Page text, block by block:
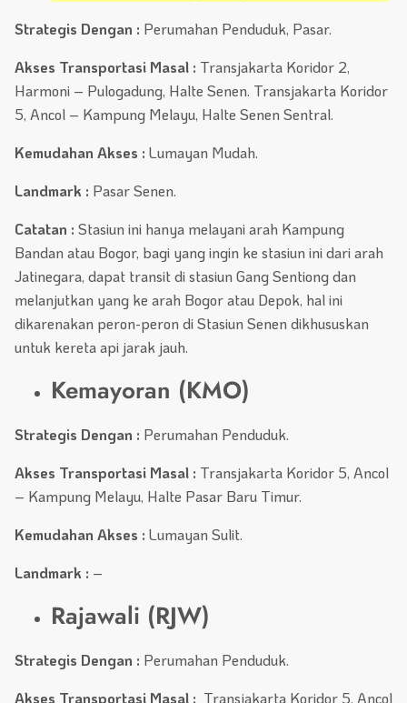
Strategis Dengan : Perumahan Penduduk, Pasar.
Akses Transportasi Masal : Transjakarta Koridor 2,
Harmoni – Pulogadung, Halte Senen. Transjakarta Koridor
5, Ancol – Kampung Melayu, Halte Senen Sentral.
Kemudahan Akses : Lumayan Mudah.
Landmark : Pasar Senen.
Catatan : Stasiun ini hanya melayani arah Kampung
Bandan atau Bogor, bagi yang ingin ke stasiun ini dari arah
Jatinegara, dapat transit di stasiun Gang Sentiong dan
melanjutkan yang ke arah Bogor atau Depok, hal ini
dikarenakan peron-peron di Stasiun Senen dikhususkan
untuk kereta api jarak jauh.
Kemayoran (KMO)
Strategis Dengan : Perumahan Penduduk.
Akses Transportasi Masal : Transjakarta Koridor 5, Ancol
– Kampung Melayu, Halte Pasar Baru Timur.
Kemudahan Akses : Lumayan Sulit.
Landmark : –
Rajawali (RJW)
Strategis Dengan : Perumahan Penduduk.
Akses Transportasi Masal : Transjakarta Koridor 5, Ancol